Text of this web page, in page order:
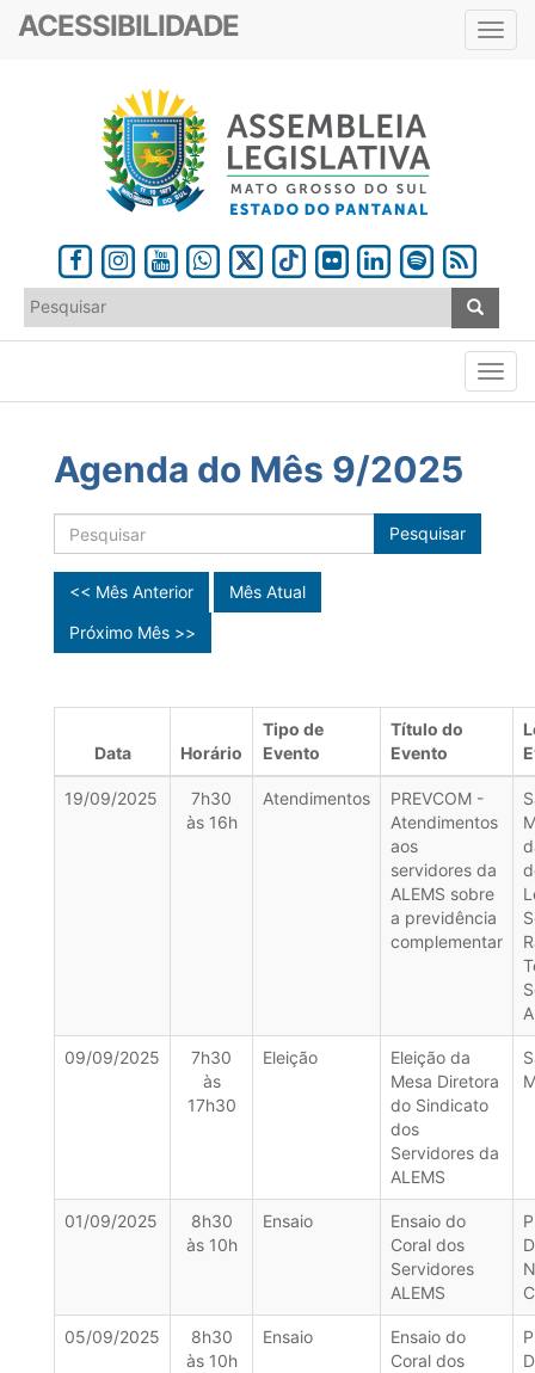
ACESSIBILIDADE
Agenda do Mês 9/2025
Pesquisar
<< Mês Anterior
Mês Atual
Próximo Mês >>
Data Horário
Tipo de
Evento
Título do
Evento
19/09/2025
7h30
às 16h
Atendimentos
PREVCOM -
Atendimentos
aos
servidores da
ALEMS sobre
a previdência
complementar
09/09/2025
7h30
às
17h30
Eleição
Eleição da
Mesa Diretora
do Sindicato
dos
Servidores da
ALEMS
01/09/2025
8h30
às 10h
Ensaio
Ensaio do
Coral dos
Servidores
ALEMS
05/09/2025
8h30
às 10h
Ensaio
Ensaio do
Coral dos